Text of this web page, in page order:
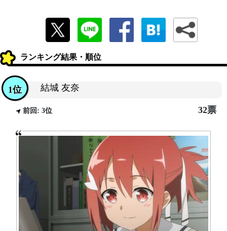
ランキング結果・順位
結城 友奈
1位
前回: 3位 32票